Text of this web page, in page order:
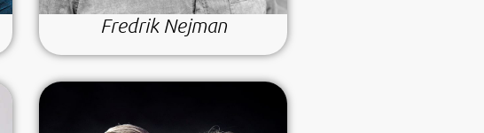
Fredrik Nejman